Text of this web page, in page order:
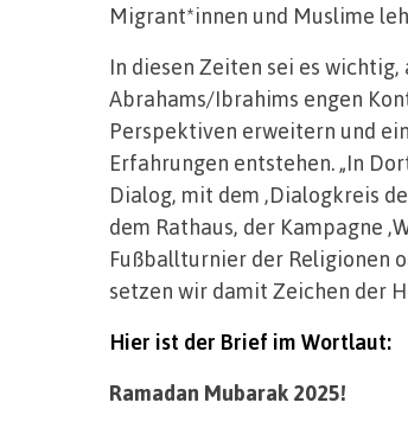
Migrant*innen und Muslime
In diesen Zeiten sei es
Abrahams/Ibrahims engen
Perspektiven erweitern und
Erfahrungen entstehen. „In
Dialog, mit dem ‚Dialogkreis
dem Rathaus, der Kampagne
Fußballturnier der Religionen
setzen wir damit Zeichen der
Hier ist der Brief im Wortlaut:
Ramadan Mubarak 2025!